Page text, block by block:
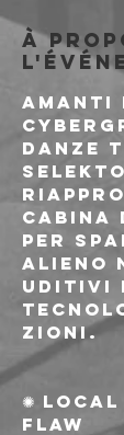
À
danze
cabina
per
alieno
uditivi
zioni.
✺ local
Flaw